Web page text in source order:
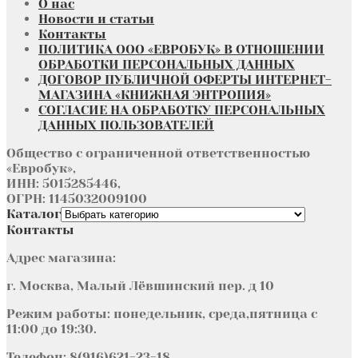
О нас
Новости и статьи
Контакты
ПОЛИТИКА ООО «ЕВРОБУК» В ОТНОШЕНИИ
ОБРАБОТКИ ПЕРСОНАЛЬНЫХ ДАННЫХ
ДОГОВОР ПУБЛИЧНОЙ ОФЕРТЫ ИНТЕРНЕТ-
МАГАЗИНА «КНИЖНАЯ ЭНТРОПИЯ»
СОГЛАСИЕ НА ОБРАБОТКУ ПЕРСОНАЛЬНЫХ
ДАННЫХ ПОЛЬЗОВАТЕЛЕЙ
Общество с ограниченной ответственностью
«Евробук»,
ИНН: 5015285446,
ОГРН: 1145032009100
Каталог
Контакты
Адрес магазина:
г. Москва, Малый Лёвшинский пер. д 10
Режим работы: понедельник, среда,пятница с
11:00 до 19:30.